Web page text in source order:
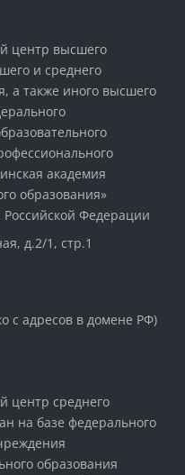
центр высшего
и среднего
а также иного высшего
академия
образования»
Федерации
д.2/1, стр.1
с адресов в домене РФ)
центр среднего
на базе федерального
образования